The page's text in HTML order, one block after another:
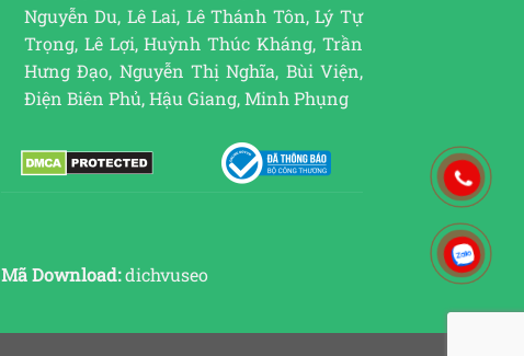
Nguyễn Du, Lê Lai, Lê Thánh Tôn, Lý Tự
Trọng, Lê Lợi, Huỳnh Thúc Kháng, Trần
Hưng Đạo, Nguyễn Thị Nghĩa, Bùi Viện,
Điện Biên Phủ, Hậu Giang, Minh Phụng
Mã Download:dichvuseo